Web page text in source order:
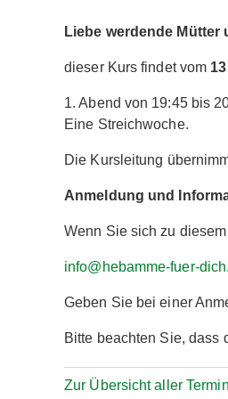
Liebe werdende Mütter
dieser Kurs findet vom
1. Abend von 19:45 bis
Eine Streichwoche.
Die Kursleitung
Anmeldung und
Wenn Sie sich zu
info@hebamme-fuer-
Geben Sie bei einer
Bitte beachten Sie, dass
Zur Übersicht aller